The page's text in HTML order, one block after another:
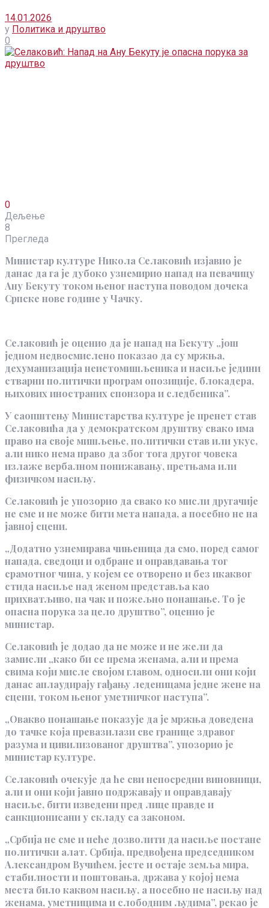
14.01.2026
у Политика и друштво
0
0
Дељење
8
Прегледа
Министар културе Никола Селаковић изјавио је
данас да га је дубоко узнемирио напад на певачицу
Ану Бекуту током њеног наступа поводом дочека
Српске нове године у Чачку.
Селаковић је оценио да је напад на Бекуту „још
једном недвосмислено показао да су мржња,
дехуманизација неистомишљеника и насиље једини
стварни политички програм опозиције, блокадера,
њихових иностраних спонзора и следбеника”.
У саопштењу Министарства културе је пренет став
Селаковића да у демократском друштву свако има
право на своје мишљење, политички став или укус,
али нико нема право да због тога другог човека
излаже вербалном понижавању, претњама или
физичком насиљу.
Селаковић је упозорио да свако ко мисли другачије
не сме и не може бити мета напада, а посебно не на
јавној сцени.
„Додатно узнемирава чињеница да смо, поред самог
напада, сведоци и одбране и оправдавања тог
срамотног чина, у којем се отворено и без икаквог
стида насиље над женом представља као
прихватљиво, па чак и пожељно понашање. То је
опасна порука за цело друштво”, оценио је
министар.
Селаковић је додао да не може и не жели да
замисли „како би се према женама, али и према
свима који мисле својом главом, односили они који
данас аплаудирају гађању леденицама једне жене на
сцени, током њеног уметничког наступа”.
„Овакво понашање показује да је мржња доведена
до тачке која превазилази све границе здравог
разума и цивилизованог друштва”, упозорио је
министар културе.
Селаковић очекује да ће сви непосредни виновници,
али и они који јавно подржавају и оправдавају
насиље, бити изведени пред лице правде и
санкционисани у складу са законом.
„Србија не сме и неће дозволити да насиље постане
политички алат. Србија, предвођена председником
Александром Вучићем, јесте и остаје земља мира,
стабилности и поштовања, држава у којој нема
места било каквом насиљу, а посебно не насиљу над
женама, уметницима и слободним људима”, рекао је